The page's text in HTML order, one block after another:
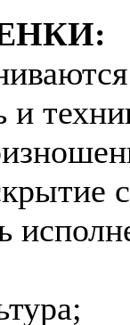
и